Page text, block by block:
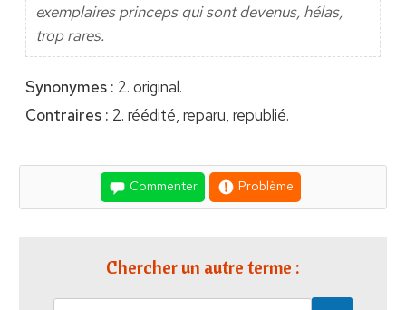
exemplaires princeps qui sont devenus, hélas,
trop rares.
Synonymes : 2. original.
Contraires : 2. réédité, reparu, republié.
Commenter Problème
Chercher un autre terme :